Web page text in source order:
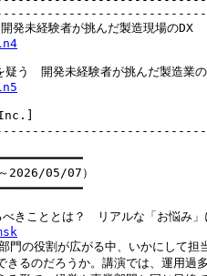
2026/05/07）
門の役割が広がる中、いかにして担
きるのだろうか。講演では、運用過